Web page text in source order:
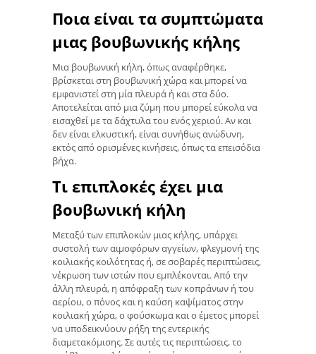
Ποια είναι τα συμπτώματα
μιας βουβωνικής κήλης
Μια βουβωνική κήλη, όπως αναφέρθηκε,
βρίσκεται στη βουβωνική χώρα και μπορεί να
εμφανιστεί στη μία πλευρά ή και στα δύο.
Αποτελείται από μια ζύμη που μπορεί εύκολα να
εισαχθεί με τα δάχτυλα του ενός χεριού. Αν και
δεν είναι ελκυστική, είναι συνήθως ανώδυνη,
εκτός από ορισμένες κινήσεις, όπως τα επεισόδια
βήχα.
Τι επιπλοκές έχει μια
βουβωνική κήλη
Μεταξύ των επιπλοκών μιας κήλης, υπάρχει
συστολή των αιμοφόρων αγγείων, φλεγμονή της
κοιλιακής κοιλότητας ή, σε σοβαρές περιπτώσεις,
νέκρωση των ιστών που εμπλέκονται. Από την
άλλη πλευρά, η απόφραξη των κοπράνων ή του
αερίου, ο πόνος και η καύση καψίματος στην
κοιλιακή χώρα, ο φούσκωμα και ο έμετος μπορεί
να υποδεικνύουν ρήξη της εντερικής
διαμετακόμισης. Σε αυτές τις περιπτώσεις, το